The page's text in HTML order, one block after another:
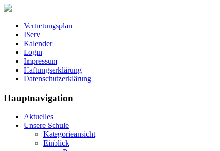
Vertretungsplan
IServ
Kalender
Login
Impressum
Haftungserklärung
Datenschutzerklärung
Hauptnavigation
Aktuelles
Unsere Schule
Kategorieansicht
Einblick